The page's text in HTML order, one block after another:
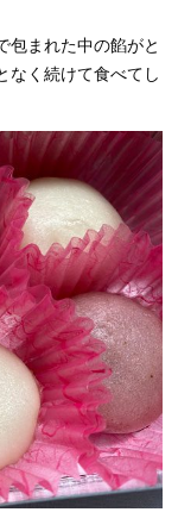
包まれた中の餡がと
なく続けて食べてし